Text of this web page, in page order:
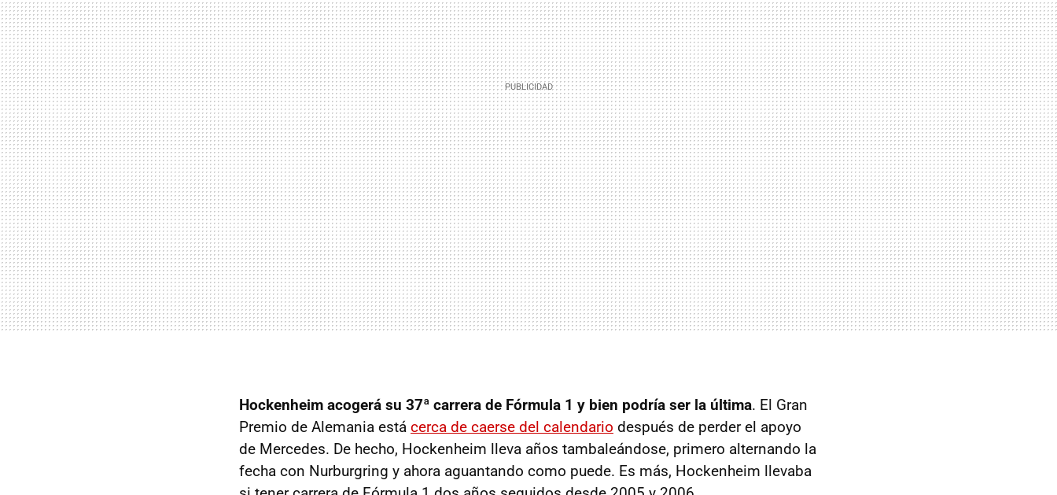
Hockenheim acogerá su 37ª carrera de Fórmula 1 y bien podría ser la última. El Gran
Premio de Alemania está cerca de caerse del calendario después de perder el apoyo
de Mercedes. De hecho, Hockenheim lleva años tambaleándose, primero alternando la
fecha con Nurburgring y ahora aguantando como puede. Es más, Hockenheim llevaba